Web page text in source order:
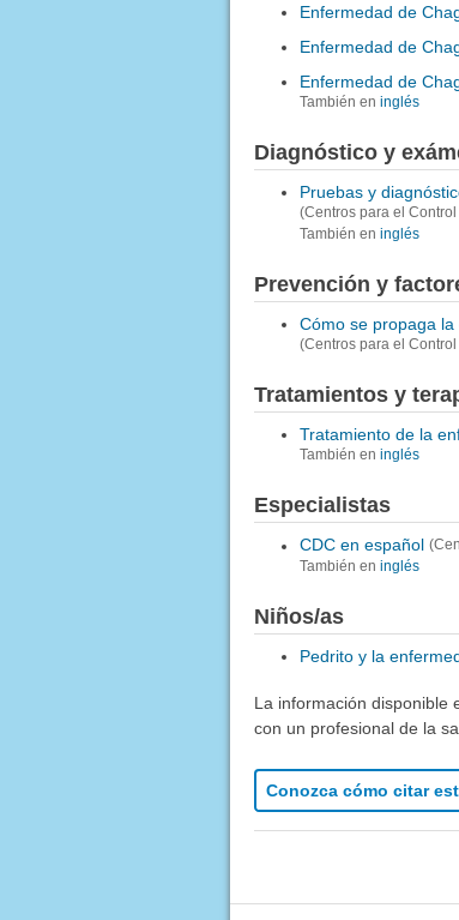
Enfermedad de
Enfermedad de
Enfermedad de
También en inglés
Diagnóstico y
Pruebas y
(Centros para el
También en inglés
Prevención y
Cómo se propaga
(Centros para el
Tratamientos y
Tratamiento de la
También en inglés
Especialistas
CDC en español
También en inglés
Niños/as
Pedrito y la
La información disponible
con un profesional de la
Conozca cómo citar